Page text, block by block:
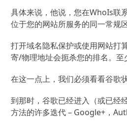
具体来说，他说，您在WhoIs联
位于您的网站所服务的同一常规区
打开域名隐私保护或使用网站打
寄/物理地址会扼杀您的排名。至
在这一点上，我们必须看看谷歌
到那时，谷歌已经进入（或已经
方法的许多迭代 – Google+，